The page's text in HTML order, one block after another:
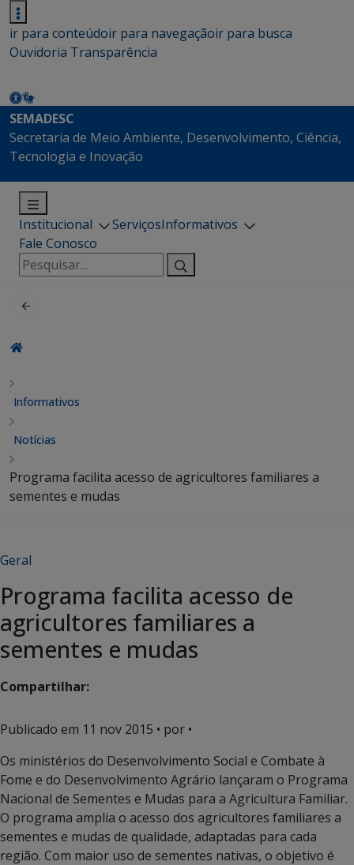
ir para conteúdoir para navegaçãoir para busca
Ouvidoria Transparência
SEMADESC
Secretaria de Meio Ambiente, Desenvolvimento, Ciência,
Tecnologia e Inovação
Institucional ServiçosInformativos
Fale Conosco
Pesquisar
por:
Informativos
Notícias
Programa facilita acesso de agricultores familiares a
sementes e mudas
Geral
Programa facilita acesso de
agricultores familiares a
sementes e mudas
Compartilhar:
Publicado em 11 nov 2015 • por •
Os ministérios do Desenvolvimento Social e Combate à
Fome e do Desenvolvimento Agrário lançaram o Programa
Nacional de Sementes e Mudas para a Agricultura Familiar.
O programa amplia o acesso dos agricultores familiares a
sementes e mudas de qualidade, adaptadas para cada
região. Com maior uso de sementes nativas, o objetivo é